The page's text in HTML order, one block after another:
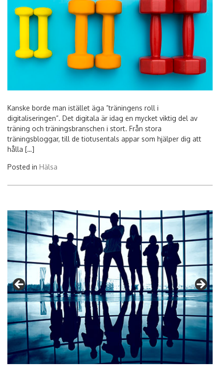
Kanske borde man istället äga ”träningens roll i
digitaliseringen”. Det digitala är idag en mycket viktig del av
träning och träningsbranschen i stort. Från stora
träningsbloggar, till de tiotusentals appar som hjälper dig att
hålla […]
Posted in Hälsa